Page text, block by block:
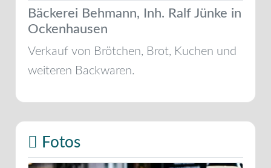
Bäckerei Behmann, Inh. Ralf Jünke in
Ockenhausen
Verkauf von Brötchen, Brot, Kuchen und
weiteren Backwaren.
Fotos